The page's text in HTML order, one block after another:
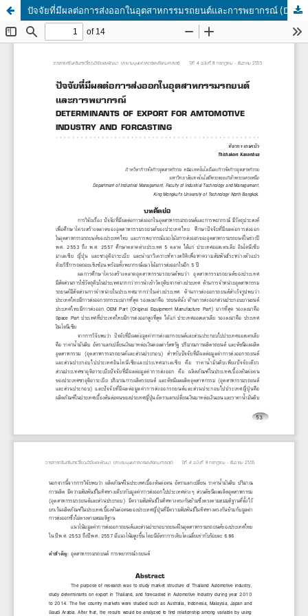
ปัจจัยที่มีผลต่อการส่งออกในอุตสาหกรรมรถยนต์และการพยากรณ์ (DETERMINANTS OF EXPORT FOR AMTOMOTIVE INDUSTRY AND FORCASTING)